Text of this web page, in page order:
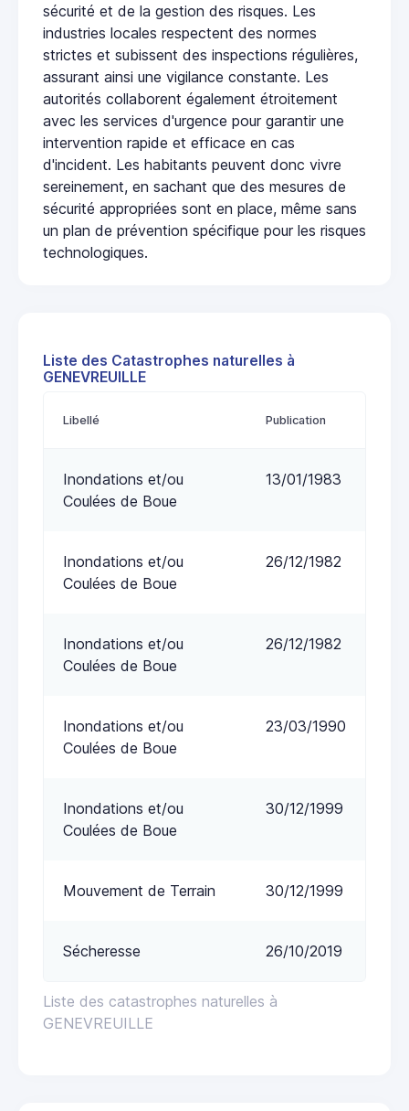
sécurité et de la gestion des risques. Les
industries locales respectent des normes
strictes et subissent des inspections régulières,
assurant ainsi une vigilance constante. Les
autorités collaborent également étroitement
avec les services d'urgence pour garantir une
intervention rapide et efficace en cas
d'incident. Les habitants peuvent donc vivre
sereinement, en sachant que des mesures de
sécurité appropriées sont en place, même sans
un plan de prévention spécifique pour les risques
technologiques.
Liste des Catastrophes naturelles à
GENEVREUILLE
Liste des catastrophes naturelles à
GENEVREUILLE
Libellé Publication
Inondations et/ou
Coulées de Boue
13/01/1983
Inondations et/ou
Coulées de Boue
26/12/1982
Inondations et/ou
Coulées de Boue
26/12/1982
Inondations et/ou
Coulées de Boue
23/03/1990
Inondations et/ou
Coulées de Boue
30/12/1999
Mouvement de Terrain 30/12/1999
Sécheresse 26/10/2019